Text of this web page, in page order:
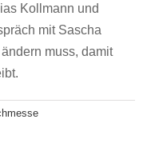
Kollmann und
mit Sascha
muss, damit
Verlegen lernen
Part 2 –